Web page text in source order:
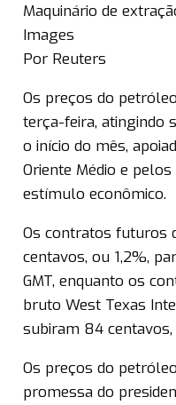
Maquinário de
Images
Por Reuters
Os preços do
terça-feira, atingindo
o início do mês,
Oriente Médio e
estímulo econômico.
Os contratos futuros
centavos, ou 1,2%,
GMT, enquanto os
bruto West Texas
subiram 84 centavos,
Os preços do
promessa do